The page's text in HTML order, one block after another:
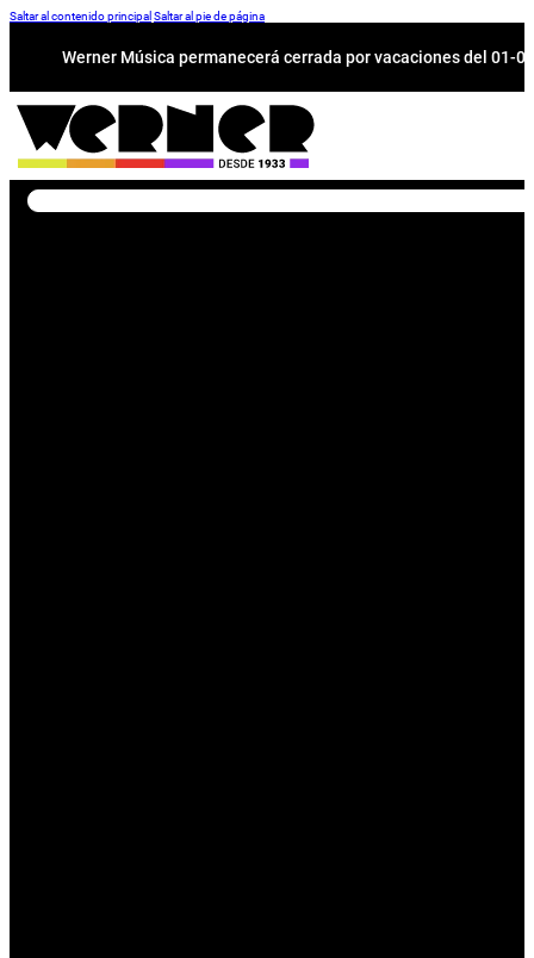
Saltar al contenido principal Saltar al pie de página
Werner Música permanecerá cerrada por vacaciones del 01-
Buscar